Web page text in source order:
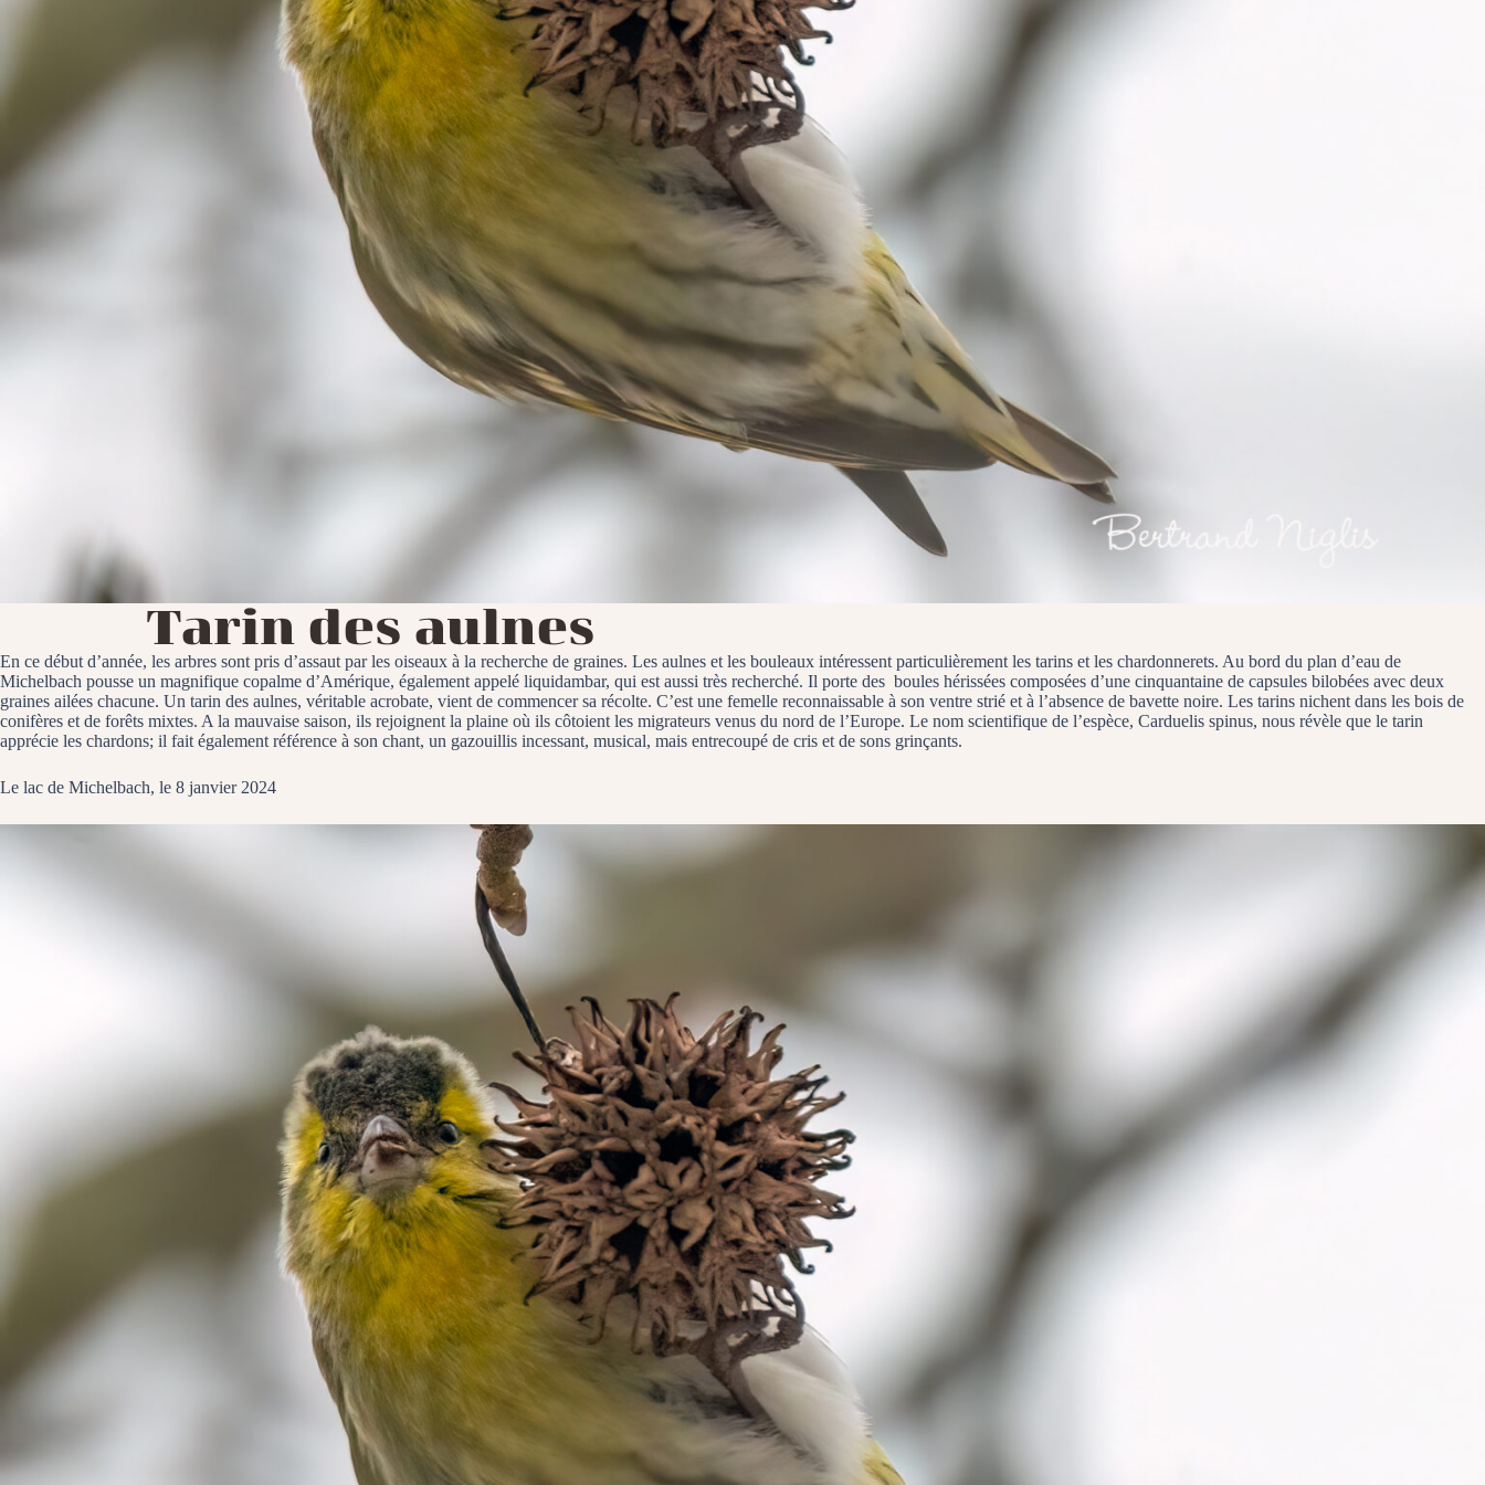
Tarin des aulnes
En ce début d’année, les arbres sont pris d’assaut par les oiseaux à la recherche de graines. Les aulnes et les bouleaux intéressent particulièrement les tarins et les chardonnerets. Au bord du plan d’eau de
Michelbach pousse un magnifique copalme d’Amérique, également appelé liquidambar, qui est aussi très recherché. Il porte des boules hérissées composées d’une cinquantaine de capsules bilobées avec deux
graines ailées chacune. Un tarin des aulnes, véritable acrobate, vient de commencer sa récolte. C’est une femelle reconnaissable à son ventre strié et à l’absence de bavette noire. Les tarins nichent dans les bois de
conifères et de forêts mixtes. A la mauvaise saison, ils rejoignent la plaine où ils côtoient les migrateurs venus du nord de l’Europe. Le nom scientifique de l’espèce, Carduelis spinus, nous révèle que le tarin
apprécie les chardons; il fait également référence à son chant, un gazouillis incessant, musical, mais entrecoupé de cris et de sons grinçants.
Le lac de Michelbach, le 8 janvier 2024